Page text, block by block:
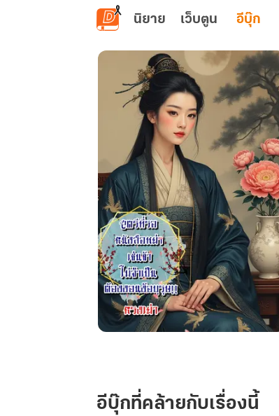
ข้ามไปยังเนื้อหาหลัก
นิยาย เว็บตูน อีบุ๊ก
หนังสือ
หย่า
อีบุ๊กที่คล้ายกับเรื่องนี้